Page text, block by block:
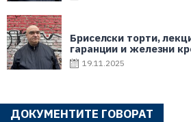
Бриселски торти,
гаранции и железни
19.11.2025
ДОКУМЕНТИТЕ ГОВОРАТ